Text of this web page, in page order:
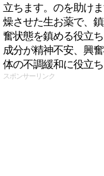
立ちます。のを助けま
燥させた生お薬で、
奮状態を鎮める役立
成分が精神不安、興
体の不調緩和に役立
スポンサーリンク